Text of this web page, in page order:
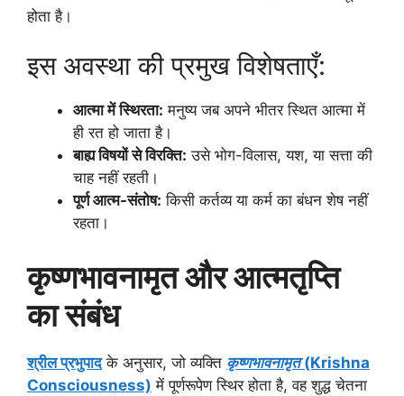
होता है।
इस अवस्था की प्रमुख विशेषताएँ:
आत्मा में स्थिरता: मनुष्य जब अपने भीतर स्थित आत्मा में
ही रत हो जाता है।
बाह्य विषयों से विरक्ति: उसे भोग-विलास, यश, या सत्ता की
चाह नहीं रहती।
पूर्ण आत्म-संतोष: किसी कर्तव्य या कर्म का बंधन शेष नहीं
रहता।
कृष्णभावनामृत और आत्मतृप्ति
का संबंध
श्रील प्रभुपादके अनुसार, जो व्यक्ति कृष्णभावनामृत(Krishna
Consciousness) में पूर्णरूपेण स्थिर होता है, वह शुद्ध चेतना